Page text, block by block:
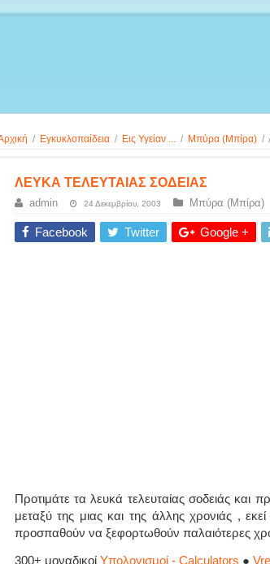
/ Εγκυκλοπαίδεια / Εις Υγείαν ... / Μπύρα (Μπίρα) /
ΛΕΥΚΑ ΤΕΛΕΥΤΑΙΑΣ ΣΟΔΕΙΑΣ
admin 24 Δεκεμβρίου, 2003 Μπύρα (Μπίρα)
Facebook Twitter Google +
Προτιμάτε τα λευκά τελευταίας σοδειάς και
μεταξύ της μιας και της άλλης χρονιάς ,
προσπαθούν να ξεφορτωθούν παλαιότερες
300+ μοναδικοί Υπολογισμοί - Calculators ●